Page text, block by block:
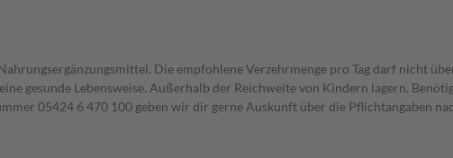
Die empfohlene Verzehrmenge pro Tag darf nicht
gesunde Lebensweise. Außerhalb der Reichweite von Kindern lagern.
05424 6 470 100 geben wir dir gerne Auskunft über die Pflichtangaben